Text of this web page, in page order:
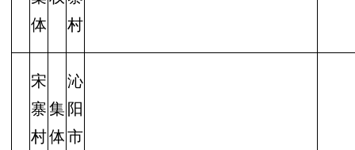
体
村
宋
寨
村
集
体
沁
阳
市